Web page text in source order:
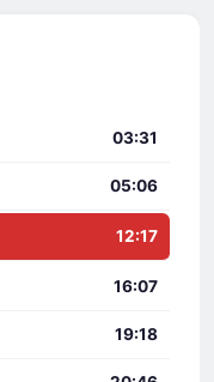
03:31
05:06
12:17
16:07
19:18